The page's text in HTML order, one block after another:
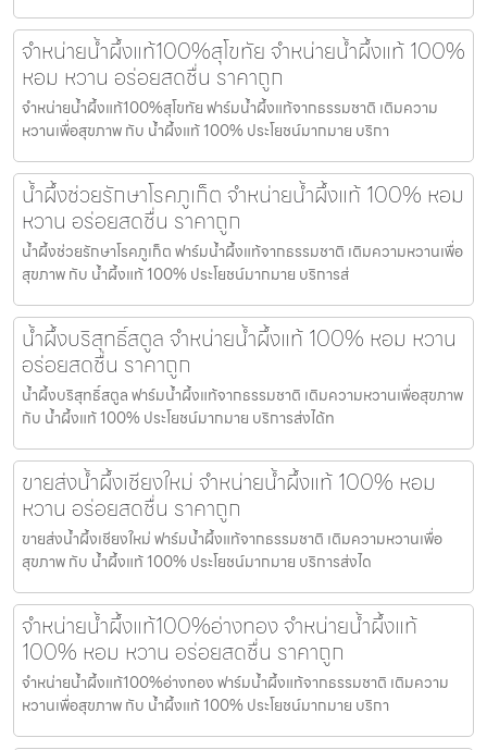
จำหน่ายน้ำผึ้งแท้100%สุโขทัย จำหน่ายน้ำผึ้งแท้ 100%
หอม หวาน อร่อยสดชื่น ราคาถูก
จำหน่ายน้ำผึ้งแท้100%สุโขทัย ฟาร์มน้ำผึ้งแท้จากธรรมชาติ เติมความ
หวานเพื่อสุขภาพ กับ น้ำผึ้งแท้ 100% ประโยชน์มากมาย บริกา
น้ำผึ้งช่วยรักษาโรคภูเก็ต จำหน่ายน้ำผึ้งแท้ 100% หอม
หวาน อร่อยสดชื่น ราคาถูก
น้ำผึ้งช่วยรักษาโรคภูเก็ต ฟาร์มน้ำผึ้งแท้จากธรรมชาติ เติมความหวานเพื่อ
สุขภาพ กับ น้ำผึ้งแท้ 100% ประโยชน์มากมาย บริการส่
น้ำผึ้งบริสุทธิ์สตูล จำหน่ายน้ำผึ้งแท้ 100% หอม หวาน
อร่อยสดชื่น ราคาถูก
น้ำผึ้งบริสุทธิ์สตูล ฟาร์มน้ำผึ้งแท้จากธรรมชาติ เติมความหวานเพื่อสุขภาพ
กับ น้ำผึ้งแท้ 100% ประโยชน์มากมาย บริการส่งได้ท
ขายส่งน้ำผึ้งเชียงใหม่ จำหน่ายน้ำผึ้งแท้ 100% หอม
หวาน อร่อยสดชื่น ราคาถูก
ขายส่งน้ำผึ้งเชียงใหม่ ฟาร์มน้ำผึ้งแท้จากธรรมชาติ เติมความหวานเพื่อ
สุขภาพ กับ น้ำผึ้งแท้ 100% ประโยชน์มากมาย บริการส่งได
จำหน่ายน้ำผึ้งแท้100%อ่างทอง จำหน่ายน้ำผึ้งแท้
100% หอม หวาน อร่อยสดชื่น ราคาถูก
จำหน่ายน้ำผึ้งแท้100%อ่างทอง ฟาร์มน้ำผึ้งแท้จากธรรมชาติ เติมความ
หวานเพื่อสุขภาพ กับ น้ำผึ้งแท้ 100% ประโยชน์มากมาย บริกา